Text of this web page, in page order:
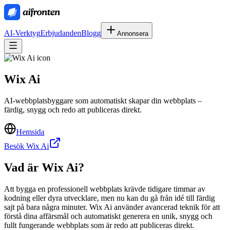
AI-VerktygErbjudandenBlogg Annonsera
Wix Ai
AI-webbplatsbyggare som automatiskt skapar din webbplats –
färdig, snygg och redo att publiceras direkt.
Hemsida
Besök Wix Ai
Vad är Wix Ai?
Att bygga en professionell webbplats krävde tidigare timmar av
kodning eller dyra utvecklare, men nu kan du gå från idé till färdig
sajt på bara några minuter. Wix Ai använder avancerad teknik för att
förstå dina affärsmål och automatiskt generera en unik, snygg och
fullt fungerande webbplats som är redo att publiceras direkt.